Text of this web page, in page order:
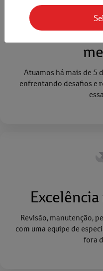
Confiança
Atuamos há mais de 5
enfrentando desafios e
Revisão, manutenção,
com uma equipe de
fora